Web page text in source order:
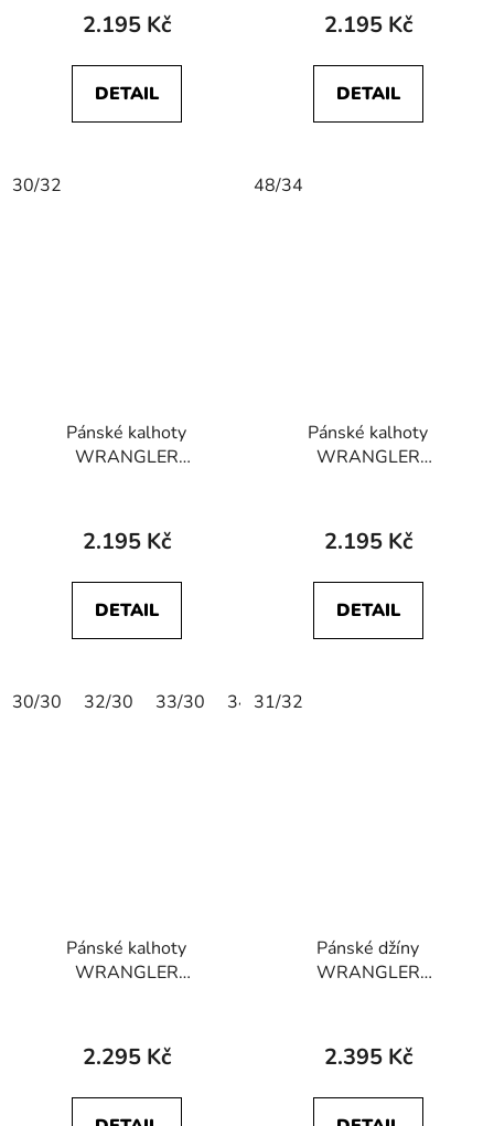
STRETCH Iron Grey
2.195 Kč
DETAIL
30/32
STRETCH Chinchilla
2.195 Kč
DETAIL
48/34
Pánské kalhoty
WRANGLER
STRETCH Dark Navy
2.195 Kč
DETAIL
30/30 32/30 33/30 34/30 36/30
Pánské kalhoty
WRANGLER
2.195 Kč
DETAIL
31/32
Pánské kalhoty
WRANGLER
STRETCH Charcoal
2.295 Kč
Pánské džíny
WRANGLER
STRETCH Azure Sky
2.395 Kč